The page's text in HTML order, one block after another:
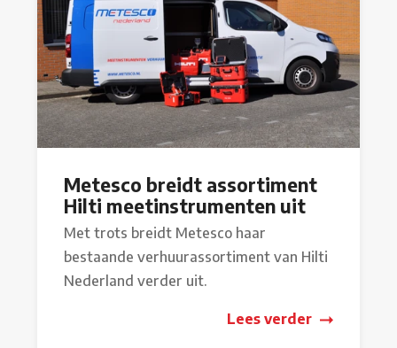
Metesco breidt assortiment
Hilti meetinstrumenten uit
Met trots breidt Metesco haar
bestaande verhuurassortiment van Hilti
Nederland verder uit.
Lees verder